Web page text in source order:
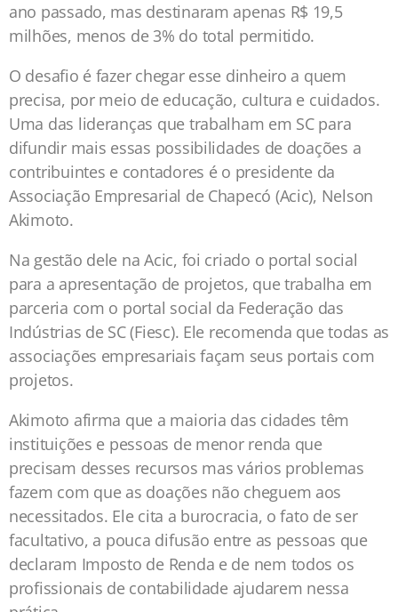
ano passado, mas destinaram apenas R$ 19,5
milhões, menos de 3% do total permitido.
O desafio é fazer chegar esse dinheiro a quem
precisa, por meio de educação, cultura e cuidados.
Uma das lideranças que trabalham em SC para
difundir mais essas possibilidades de doações a
contribuintes e contadores é o presidente da
Associação Empresarial de Chapecó (Acic), Nelson
Akimoto.
Na gestão dele na Acic, foi criado o portal social
para a apresentação de projetos, que trabalha em
parceria com o portal social da Federação das
Indústrias de SC (Fiesc). Ele recomenda que todas as
associações empresariais façam seus portais com
projetos.
Akimoto afirma que a maioria das cidades têm
instituições e pessoas de menor renda que
precisam desses recursos mas vários problemas
fazem com que as doações não cheguem aos
necessitados. Ele cita a burocracia, o fato de ser
facultativo, a pouca difusão entre as pessoas que
declaram Imposto de Renda e de nem todos os
profissionais de contabilidade ajudarem nessa